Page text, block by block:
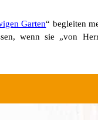
Garten“ begleiten
wenn sie „von